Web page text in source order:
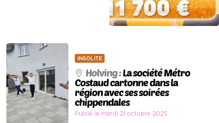
INSOLITE
Holving :La société Métro
Costaud cartonne dans la
région avec ses soirées
chippendales
Publié le mardi 21 octobre 2025